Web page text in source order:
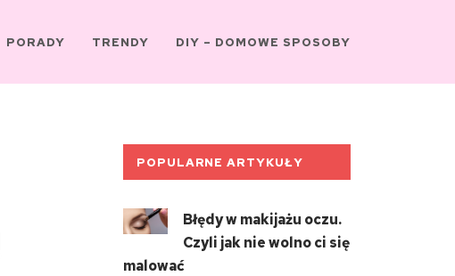
PORADY TRENDY DIY – DOMOWE SPOSOBY
POPULARNE ARTYKUŁY
Błędy w makijażu oczu.
Czyli jak nie wolno ci się
malować